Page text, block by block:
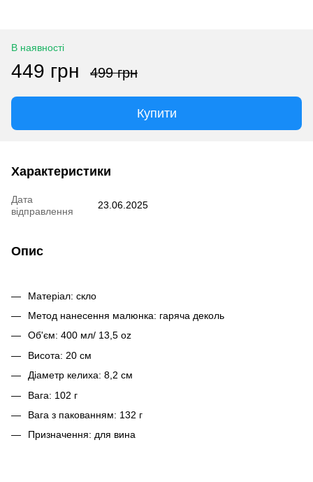
В наявності
449 грн 499 грн
Купити
Характеристики
Дата
відправлення
23.06.2025
Опис
Матеріал: скло
Метод нанесення малюнка: гаряча деколь
Об'єм: 400 мл/ 13,5 oz
Висота: 20 см
Діаметр келиха: 8,2 см
Вага: 102 г
Вага з пакованням: 132 г
Призначення: для вина